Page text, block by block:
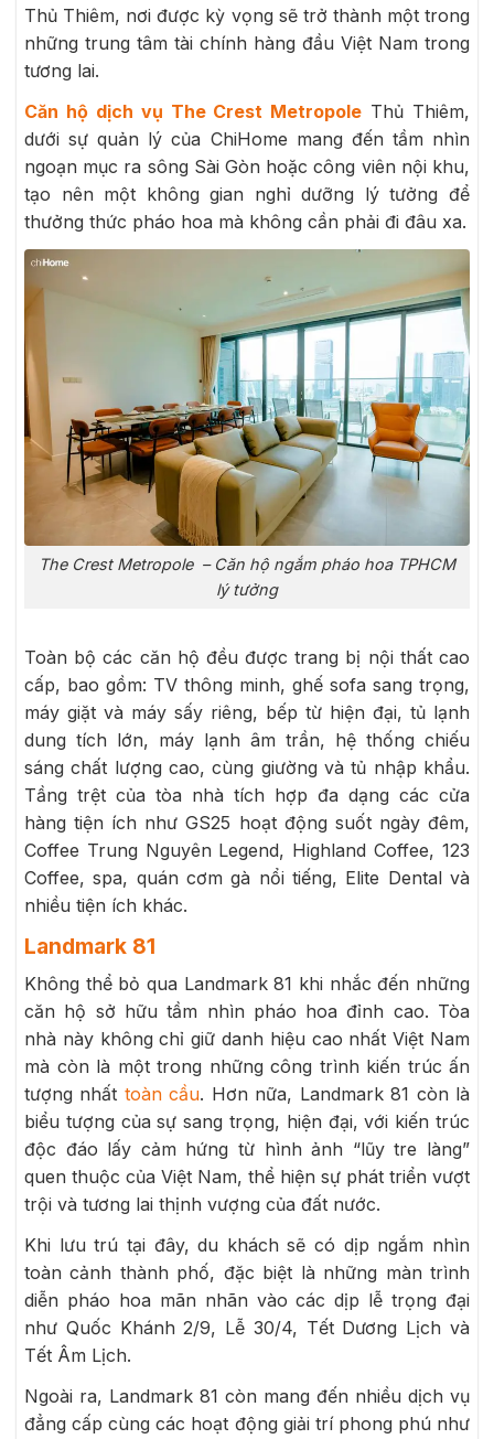
Thủ Thiêm, nơi được kỳ vọng sẽ trở thành một trong
những trung tâm tài chính hàng đầu Việt Nam trong
tương lai.
Căn hộ dịch vụ The Crest Metropole Thủ Thiêm,
dưới sự quản lý của ChiHome mang đến tầm nhìn
ngoạn mục ra sông Sài Gòn hoặc công viên nội khu,
tạo nên một không gian nghỉ dưỡng lý tưởng để
thưởng thức pháo hoa mà không cần phải đi đâu xa.
The Crest Metropole – Căn hộ ngắm pháo hoa TPHCM
lý tưởng
Toàn bộ các căn hộ đều được trang bị nội thất cao
cấp, bao gồm: TV thông minh, ghế sofa sang trọng,
máy giặt và máy sấy riêng, bếp từ hiện đại, tủ lạnh
dung tích lớn, máy lạnh âm trần, hệ thống chiếu
sáng chất lượng cao, cùng giường và tủ nhập khẩu.
Tầng trệt của tòa nhà tích hợp đa dạng các cửa
hàng tiện ích như GS25 hoạt động suốt ngày đêm,
Coffee Trung Nguyên Legend, Highland Coffee, 123
Coffee, spa, quán cơm gà nổi tiếng, Elite Dental và
nhiều tiện ích khác.
Landmark 81
Không thể bỏ qua Landmark 81 khi nhắc đến những
căn hộ sở hữu tầm nhìn pháo hoa đỉnh cao. Tòa
nhà này không chỉ giữ danh hiệu cao nhất Việt Nam
mà còn là một trong những công trình kiến trúc ấn
tượng nhất toàn cầu. Hơn nữa, Landmark 81 còn là
biểu tượng của sự sang trọng, hiện đại, với kiến trúc
độc đáo lấy cảm hứng từ hình ảnh “lũy tre làng”
quen thuộc của Việt Nam, thể hiện sự phát triển vượt
trội và tương lai thịnh vượng của đất nước.
Khi lưu trú tại đây, du khách sẽ có dịp ngắm nhìn
toàn cảnh thành phố, đặc biệt là những màn trình
diễn pháo hoa mãn nhãn vào các dịp lễ trọng đại
như Quốc Khánh 2/9, Lễ 30/4, Tết Dương Lịch và
Tết Âm Lịch.
Ngoài ra, Landmark 81 còn mang đến nhiều dịch vụ
đẳng cấp cùng các hoạt động giải trí phong phú như